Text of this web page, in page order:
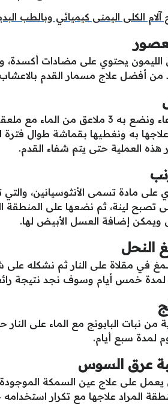
آلام الكلى اليمنى كيميائي وبالطب
يحتوي على مضادات أكسدة،
من أفضل علاج مسمار القدم
نقوم بإحضار وعاء ونضع به 3
علاجها به ونغطيها بقماشة طوال
هذه العملية حتى يتم شفاء القدم.
على مادة تسمى الأنثوسيانين،
تصبح لينة، ثم نضعها على المنطقة
ويمكن إضافة العسل الأبيض لها.
النحل
في مقلاة على النار ثم نشكله
لمدة خمس أيام وسوف نجد نتيجة
نبات البابونج مع الماء على
لمدة سبع أيام.
عرق السوس
على علاج عين السمكة الموجودة
المراد علاجها مع تكرار